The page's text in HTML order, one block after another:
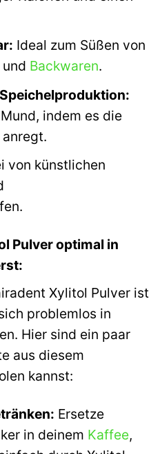
Ideal zum Süßen von
Backwaren.
indem es die
von künstlichen
Pulver optimal in
Xylitol Pulver ist
problemlos in
Hier sind ein paar
aus diesem
kannst:
Ersetze
in deinem Kaffee,